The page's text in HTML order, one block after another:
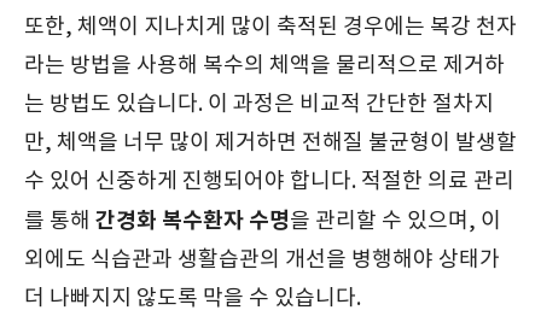
또한, 체액이 지나치게 많이 축적된 경우에는 복강 천자
라는 방법을 사용해 복수의 체액을 물리적으로 제거하
는 방법도 있습니다. 이 과정은 비교적 간단한 절차지
만, 체액을 너무 많이 제거하면 전해질 불균형이 발생할
수 있어 신중하게 진행되어야 합니다. 적절한 의료 관리
를 통해 간경화 복수환자 수명을 관리할 수 있으며, 이
외에도 식습관과 생활습관의 개선을 병행해야 상태가
더 나빠지지 않도록 막을 수 있습니다.